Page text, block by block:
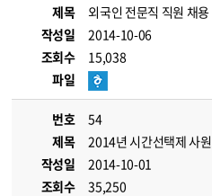
제목
외국인 전문직 직원 채용
작성일
2014-10-06
조회수
15,038
파일
번호
54
제목
2014년 시간선택제 사
작성일
2014-10-01
조회수
35,250